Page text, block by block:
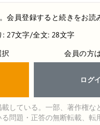
会員登録すると続きをお読
: 27文字/全文: 28文字
会員の方
ログ
している。一部、著作権な
問題・正答の無断転載、転